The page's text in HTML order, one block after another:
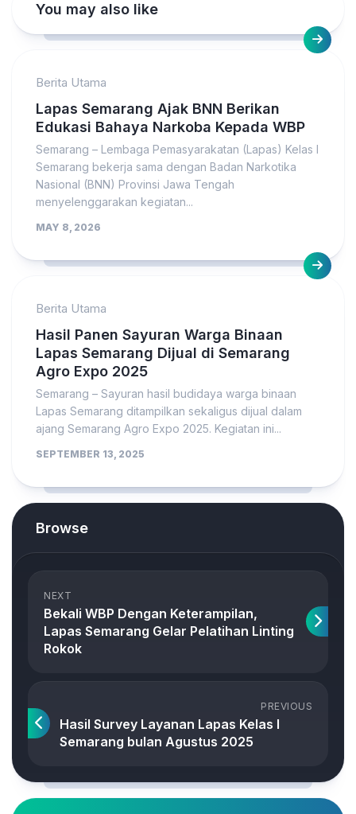
You may also like
Berita Utama
Lapas Semarang Ajak BNN Berikan
Edukasi Bahaya Narkoba Kepada WBP
Semarang – Lembaga Pemasyarakatan (Lapas) Kelas I
Semarang bekerja sama dengan Badan Narkotika
Nasional (BNN) Provinsi Jawa Tengah
menyelenggarakan kegiatan...
MAY 8, 2026
Berita Utama
Hasil Panen Sayuran Warga Binaan
Lapas Semarang Dijual di Semarang
Agro Expo 2025
Semarang – Sayuran hasil budidaya warga binaan
Lapas Semarang ditampilkan sekaligus dijual dalam
ajang Semarang Agro Expo 2025. Kegiatan ini...
SEPTEMBER 13, 2025
Browse
NEXT
Bekali WBP Dengan Keterampilan,
Lapas Semarang Gelar Pelatihan Linting
Rokok
PREVIOUS
Hasil Survey Layanan Lapas Kelas I
Semarang bulan Agustus 2025